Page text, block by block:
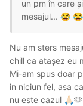
un pm în care
mesajul... 😂 😂
Nu am sters
chill ca atașez eu
Mi-am spus doar
in niciun fel, asa
nu este cazul 🙏🏻🫶